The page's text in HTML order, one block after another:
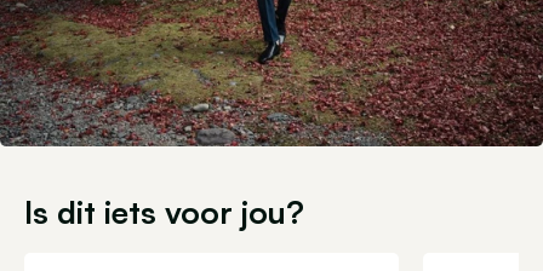
Is dit iets voor jou?